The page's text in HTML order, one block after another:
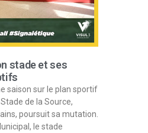
stade et ses
saison sur le plan sportif
Stade de la Source,
poursuit sa mutation.
le stade